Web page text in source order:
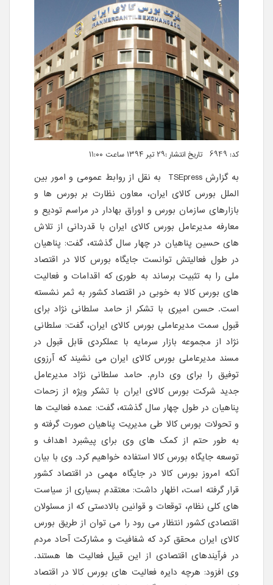
کد: 6949 تاریخ انتشار :۲۹ تیر ۱۳۹۴ ساعت ۱۱:۰۰
به گزارشTSEpress به نقل از روابط عمومی و امور بین
الملل بورس کالای ایران، معاون نظارت بر بورس ها و
بازارهای سازمان بورس و اوراق بهادار در مراسم تودیع و
معارفه مدیرعامل بورس کالای ایران با قدردانی از تلاش
های حسین پناهیان در چهار سال گذشته، گفت: پناهیان
در طول فعالیتش توانست جایگاه بورس کالا در اقتصاد
ملی را به تثبیت برساند به طوری که اقدامات و فعالیت
های بورس کالا به خوبی در اقتصاد کشور به ثمر نشسته
است. حسن امیری با تشکر از حامد سلطانی نژاد برای
قبول سمت مدیرعاملی بورس کالای ایران، گفت: سلطانی
نژاد از مجموعه بازار سرمایه با عملکردی قابل قبول در
مسند مدیرعاملی بورس کالای ایران می نشیند که آرزوی
توفیق را برای وی دارم. حامد سلطانی نژاد مدیرعامل
جدید شرکت بورس کالای ایران با تشکر ویژه از زحمات
پناهیان در طول چهار سال گذشته، گفت: عمده فعالیت ها
و تحولات بورس کالا طی مدیریت پناهیان صورت گرفته و
به طور حتم از کمک های وی برای پیشبرد اهداف و
توسعه جایگاه بورس کالا استفاده خواهیم کرد. وی با بیان
آنکه امروز بورس کالا در جایگاه مهمی در اقتصاد کشور
قرار گرفته است، اظهار داشت: معتقدم بسیاری از سیاست
های کلی نظام، توقعات و قوانین بالادستی که از مسئولان
اقتصادی کشور انتظار می رود را می توان از طریق بورس
کالای ایران محقق کرد که شفافیت و مشارکت آحاد مردم
در فرآیندهای اقتصادی از این قیبل فعالیت ها هستند.
وی افزود: هرچه دایره فعالیت های بورس کالا در اقتصاد